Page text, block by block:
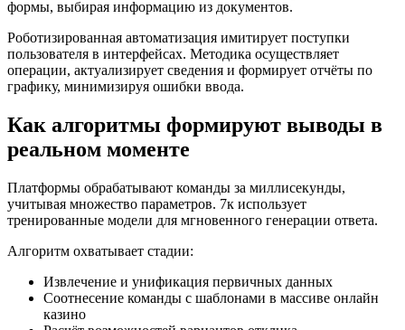
формы, выбирая информацию из документов.
Роботизированная автоматизация имитирует поступки
пользователя в интерфейсах. Методика осуществляет
операции, актуализирует сведения и формирует отчёты по
графику, минимизируя ошибки ввода.
Как алгоритмы формируют выводы в
реальном моменте
Платформы обрабатывают команды за миллисекунды,
учитывая множество параметров. 7к использует
тренированные модели для мгновенного генерации ответа.
Алгоритм охватывает стадии:
Извлечение и унификация первичных данных
Соотнесение команды с шаблонами в массиве онлайн
казино